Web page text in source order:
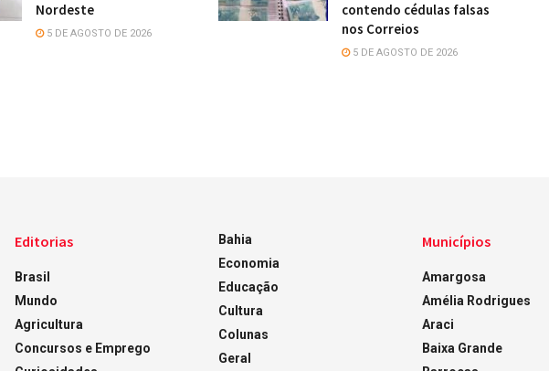
Nordeste
5 DE AGOSTO DE 2026
contendo cédulas falsas
nos Correios
5 DE AGOSTO DE 2026
Editorias
Brasil
Mundo
Agricultura
Concursos e Emprego
Bahia
Economia
Educação
Cultura
Colunas
Geral
Municípios
Amargosa
Amélia Rodrigues
Araci
Baixa Grande